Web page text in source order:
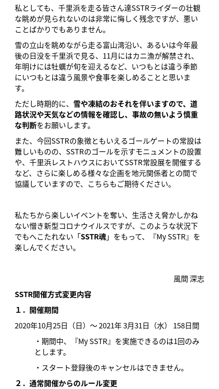
私としても、千里浜を走る皆さん達SSTRライダーの壮観
な眺めが見られないのは非常に悔しく残念ですが、悪い
ことばかりでもありません。
雪の立山を眺めながら走る富山湾沿い、あるいは今年最
後の日没を千里浜で見る、11月にはカニ漁が解禁され、
年明けには牡蠣が旬を迎えるなど、いつもとは違う季節
にいつもとは違う風景や食事を楽しめることと思いま
す。
ただし時期的に、 雪や凍結のおそれを伴いますので、道
路状況や天気などの情報を確認し、事故の無いよう慎重
な判断をお願いします。
また、今回SSTRの象徴ともいえるゴールゲートの常設は
難しいものの、SSTRのゴールを示すモニュメントの設置
や、千里浜レストハウスにおいてSSTR常設展を開催する
など、さらに楽しめる様々な企画を地元関係者との間で
協議していますので、こちらもご期待ください。
私たちから楽しいイベントを奪い、生活さえ脅かしかね
ない憎き新型コロナウイルスですが、このような状況下
でもへこたれない「SSTR魂」をもって、『My SSTR』を
楽しんでください。
風間 深志
SSTR開催方式変更内容
１．開催期間
2020年10月25日（日）～ 2021年 3月31日（水） 158日間
・期間中、『My SSTR』を実施できるのは1回のみ
とします。
・スタート登録後のキャンセルはできません。
２． 通常開催からのルール変更